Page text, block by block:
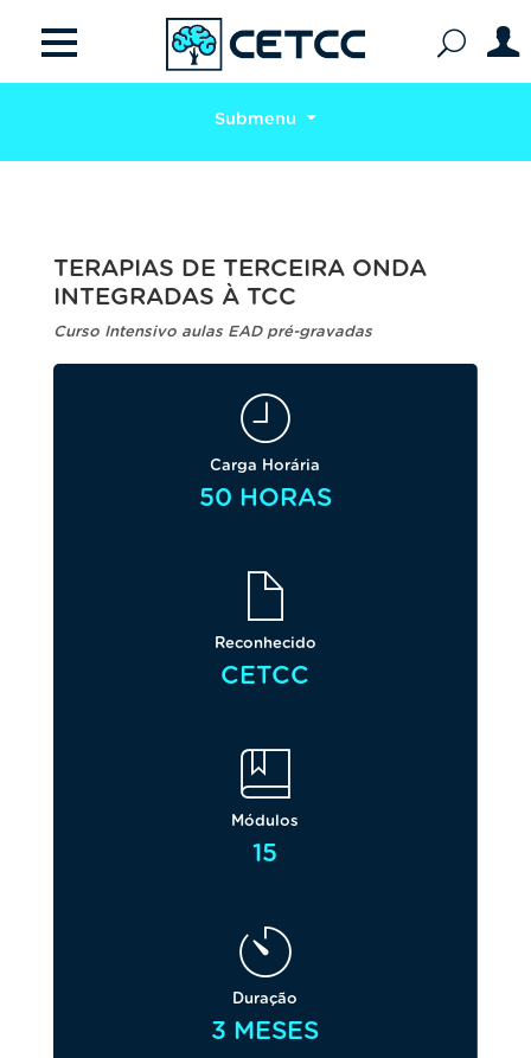
Submenu
TERAPIAS DE TERCEIRA ONDA
INTEGRADAS À TCC
Curso Intensivo aulas EAD pré-gravadas
Carga Horária
50 HORAS
Reconhecido
CETCC
Módulos
15
Duração
3 MESES